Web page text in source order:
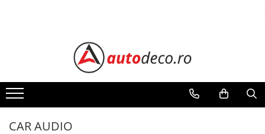
ALFA ROMEO
BMW
CAR AUDIO